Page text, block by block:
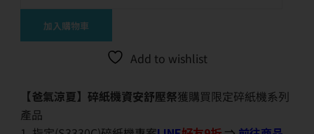
加入購物車
Add to wishlist
【爸氣涼夏】碎紙機資安舒壓祭獲購買限定碎紙機系列
產品